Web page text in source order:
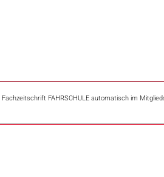
FAHRSCHULE automatisch im